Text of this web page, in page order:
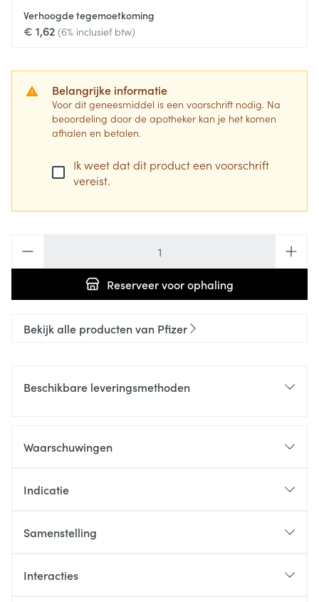
Verhoogde tegemoetkoming
€ 1,62 (6% inclusief btw)
Belangrijke informatie
Voor dit geneesmiddel is een voorschrift nodig. Na
beoordeling door de apotheker kan je het komen
afhalen en betalen.
Ik weet dat dit product een voorschrift
vereist.
Reserveervoor ophaling
Bekijk alle producten van Pfizer
Beschikbare leveringsmethoden
Waarschuwingen
Indicatie
Samenstelling
Interacties